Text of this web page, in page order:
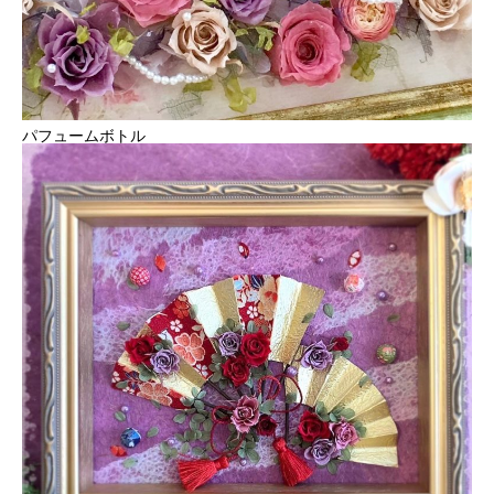
パフュームボトル